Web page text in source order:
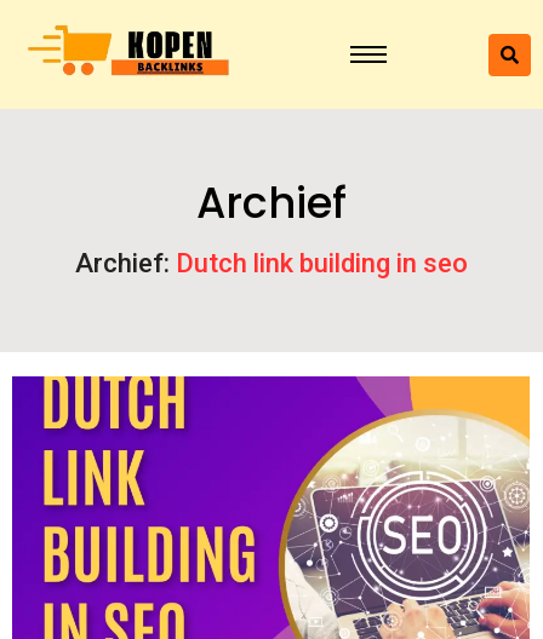
Archief
Archief: Dutch link building in seo